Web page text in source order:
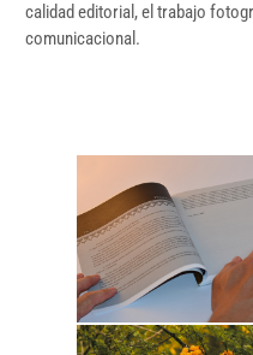
calidad editorial, el trabajo
comunicacional.